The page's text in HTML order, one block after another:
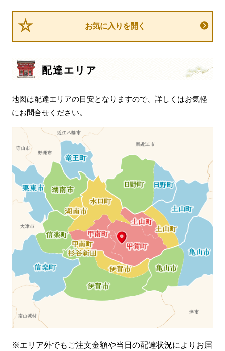
ナ
ビ
ゲ
ー
シ
ョ
ン
お気に入りを開く
配達エリア
地図は配達エリアの目安となりますので、詳しくはお気軽
にお問合せください。
※エリア外でもご注文金額や当日の配達状況により お届